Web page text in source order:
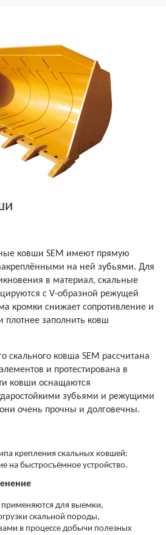
ковши SEM имеют прямую
на ней зубьями. Для
в материал, скальные
c V-образной режущей
кромки снижает сопротивление и
плотнее заполнить ковш
скального ковша SEM рассчитана
и протестирована в
ковши оснащаются
зубьями и режущими
очень прочны и долговечны.
крепления скальных ковшей:
на быстросъёмное устройство.
для выемки,
скальной породы,
в процессе добычи полезных